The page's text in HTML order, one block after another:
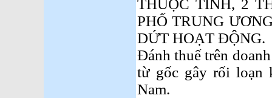
THUỘC TĨNH, 2
PHỐ TRUNG
DỨT HOẠT ĐỘNG.
Đánh thuế trên
từ gốc gây rối loạn
Nam.